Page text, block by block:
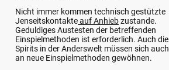
Nicht immer kommen technisch gestützte
Jenseitskontakteauf Anhiebzustande.
Geduldiges Austesten der betreffenden
Einspielmethoden ist erforderlich. Auch die
Spirits in der Anderswelt müssen sich auch
an neue Einspielmethoden gewöhnen.